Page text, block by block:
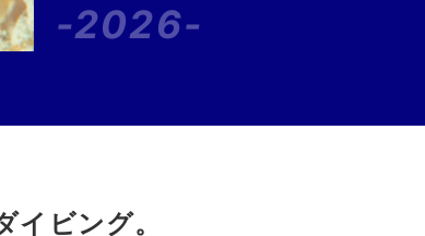
-2026-
ビング。